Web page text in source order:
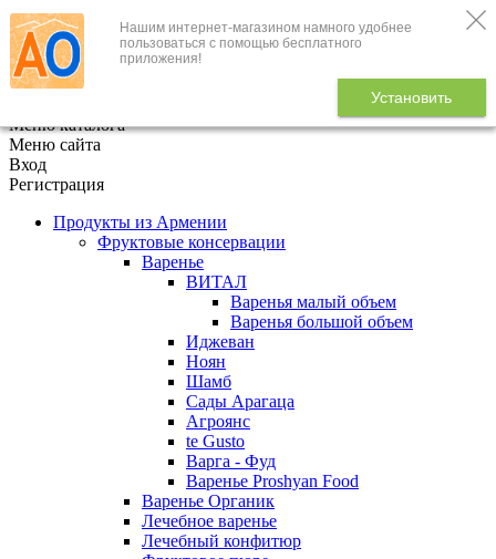
Нашим интернет-магазином намного удобнее
пользоваться с помощью бесплатного
приложения!
Установить
+7 (495) 646-888-1
В корзине
Меню каталога
Меню сайта
Вход
Регистрация
Продукты из Армении
Фруктовые консервации
Варенье
ВИТАЛ
Варенья малый объем
Варенья большой объем
Иджеван
Ноян
Шамб
Сады Арагаца
Агроянс
te Gusto
Варга - Фуд
Варенье Proshyan Food
Варенье Органик
Лечебное варенье
Лечебный конфитюр